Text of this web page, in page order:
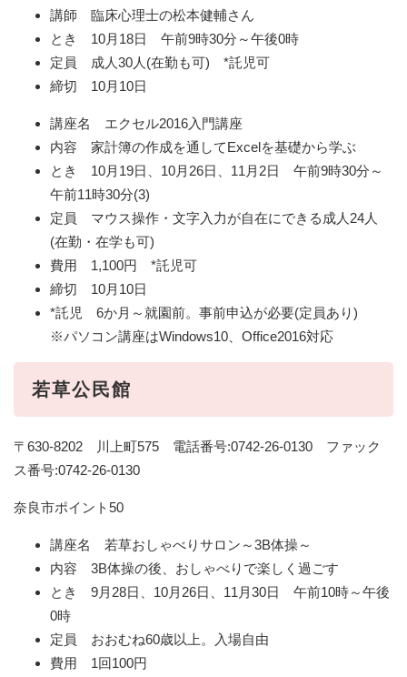
講師 臨床心理士の松本健輔さん
とき 10月18日 午前9時30分～午後0時
定員 成人30人(在勤も可) *託児可
締切 10月10日
講座名 エクセル2016入門講座
内容 家計簿の作成を通してExcelを基礎から学ぶ
とき 10月19日、10月26日、11月2日 午前9時30分～
午前11時30分(3)
定員 マウス操作・文字入力が自在にできる成人24人
(在勤・在学も可)
費用 1,100円 *託児可
締切 10月10日
*託児 6か月～就園前。事前申込が必要(定員あり)
※パソコン講座はWindows10、Office2016対応
若草公民館
〒630-8202 川上町575 電話番号:0742-26-0130 ファック
ス番号:0742-26-0130
奈良市ポイント50
講座名 若草おしゃべりサロン～3B体操～
内容 3B体操の後、おしゃべりで楽しく過ごす
とき 9月28日、10月26日、11月30日 午前10時～午後
0時
定員 おおむね60歳以上。入場自由
費用 1回100円